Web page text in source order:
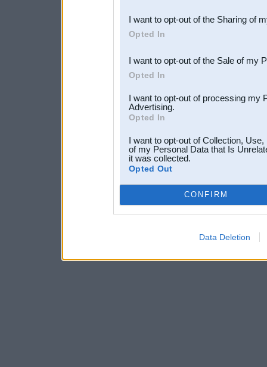
Downstream Participants
third parties.
I want to opt-out of the Sharing of
Opted In
I want to opt-out of the Sale of my
Opted In
I want to opt-out of processing my
Advertising.
Opted In
I want to opt-out of Collection,
of my Personal Data that Is
it was collected.
Opted Out
CONFIRM
Data Deletion